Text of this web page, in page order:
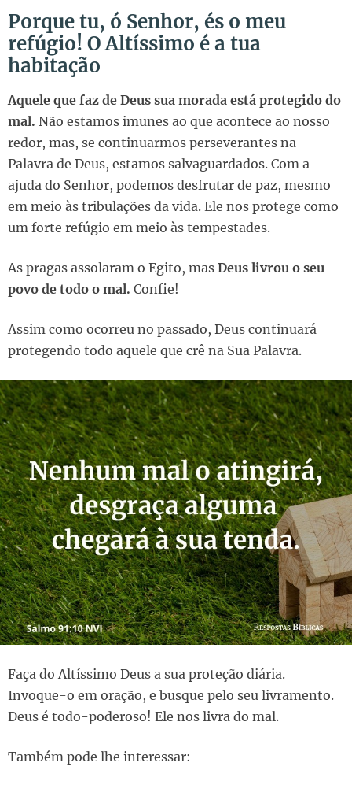
Porque tu, ó Senhor, és o meu
refúgio! O Altíssimo é a tua
habitação
Aquele que faz de Deus sua morada está protegido do
mal. Não estamos imunes ao que acontece ao nosso
redor, mas, se continuarmos perseverantes na
Palavra de Deus, estamos salvaguardados. Com a
ajuda do Senhor, podemos desfrutar de paz, mesmo
em meio às tribulações da vida. Ele nos protege como
um forte refúgio em meio às tempestades.
As pragas assolaram o Egito, mas Deus livrou o seu
povo de todo o mal. Confie!
Assim como ocorreu no passado, Deus continuará
protegendo todo aquele que crê na Sua Palavra.
Faça do Altíssimo Deus a sua proteção diária.
Invoque-o em oração, e busque pelo seu livramento.
Deus é todo-poderoso! Ele nos livra do mal.
Também pode lhe interessar: